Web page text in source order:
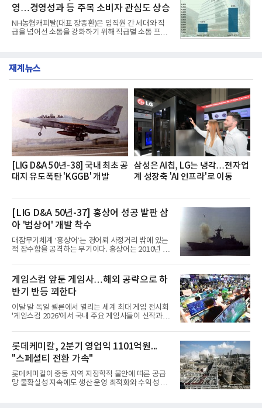
거두었다.이번 신제품은 개발진이 전국의 닭한마리
전문점을 직접 찾아 다니며 최적의 육수 비율을 완성
했다. 자극적이지 않으면서도 깊은 닭육수에 마늘의
개운한 풍미를 더했으며, 국물이 잘 배어들면서도 쫄
서도
영…경영성과 등 주목 소비자 관심도 상승
NH농협캐피탈(대표 장종환)은 임직원 간 세대와 직
급을 넘어선 소통을 강화하기 위해 직급별 소통 프로
영지원부 홍보팀과 2026년 새로이(e)＊가 공동 주관
쳐 진행됐다.참고로 새로이(e)는 NH농협캐피탈 MZ
세대들로(과장~계장) 구성된 자율 참여조직으로, 조
직문화 혁신과 업무 효율성 향상을 위한 다양한 활동
을 추진하며,새로운 변화와 이로운 영향력을 조직전
반에 전파하는 역할
재계뉴스
[LIG D&A 50년-38] 국내 최초 공
대지 유도폭탄 'KGGB' 개발
삼성은 AI칩, LG는 냉각…전자업
계 성장축 'AI 인프라'로 이동
[LIG D&A 50년-37] 홍상어 성공 발판 삼
아 '범상어' 개발 착수
대잠무기체계 ‘홍상어’는 경어뢰 사정거리 밖에 있는
적 잠수함을 공격하는 무기이다. 홍상어는 2010년 넥
이뤄졌다. 이후 2012년 한국형 구축함(KDX-1) 이상
의 함정에 실전 배치됐다.그해 7월 해군은 동해상에서
성능 검증을 위해 홍상어 시험발사를 실시했다. 이때
홍상어가 목표 지점에서 입수한 후 표적을 타격하지
못하고 물속에서 멈춰버리는 예상 밖의 일이 벌어졌
다. 2차 품질확인 사격 시험에서도 만족스러운 결과를
얻지 못했다. 완벽한 신뢰성 확보를 위해 LIG넥스원은
분야를
게임스컴 앞둔 게임사…해외 공략으로 하
반기 반등 꾀한다
이달 말 독일 쾰른에서 열리는 세계 최대 게임 전시회
'게임스컴 2026'에서 국내 주요 게임사들이 신작과 글
체별로 엇갈린 가운데 하반기 신작 흥행과 해외 시장
성과가 실적을 좌우할 핵심 변수로 떠오르고 있다.8일
업계에 따르면 올해 상반기 게임업계는 기업별 성적
표가 크게 갈렸다. 대표적으로 크래프톤은 'PUBG: 배
틀그라운드'의 안정적인 성장에 힘입어 상반기 연결
기준 매출 2조6616억원, 영업이익 9725억원으로 역
대 최대 실적을 기록했다. 엔씨도 올해 출시한 '아이온
롯데케미칼, 2분기 영업익 1101억원...
"스페셜티 전환 가속"
롯데케미칼이 중동 지역 지정학적 불안에 따른 공급
망 불확실성 지속에도 생산 운영 최적화와 수익성 중